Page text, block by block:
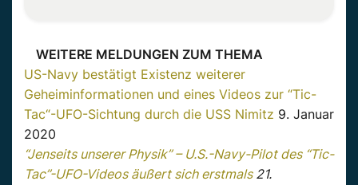
WEITERE MELDUNGEN ZUM THEMA
US-Navy bestätigt Existenz weiterer
Geheiminformationen und eines Videos zur “Tic-
Tac“-UFO-Sichtung durch die USS Nimitz 9. Januar
2020
“Jenseits unserer Physik” – U.S.-Navy-Pilot des “Tic-
Tac”-UFO-Videos äußert sich erstmals21.